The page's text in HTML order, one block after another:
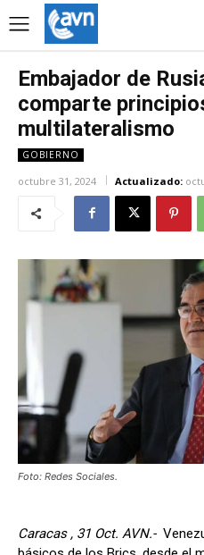
Embajador de
comparte
multilateralismo
GOBIERNO
octubre 31, 2024 Actualizado:
Foto: Redes Sociales.
Caracas , 31 Oct. AVN.-